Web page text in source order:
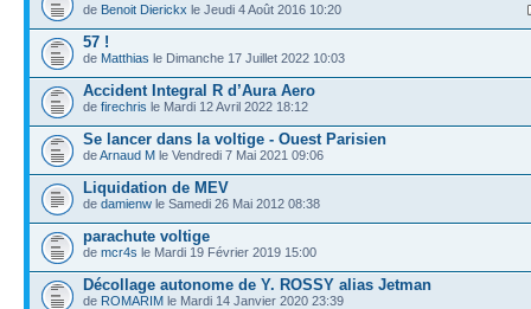
de Benoit Dierickx le Jeudi 4 Août 2016 10:20
57 !
de Matthias le Dimanche 17 Juillet 2022 10:03
Accident Integral R d’Aura Aero
de firechris le Mardi 12 Avril 2022 18:12
Se lancer dans la voltige - Ouest Parisien
deArnaud M le Vendredi 7 Mai 2021 09:06
Liquidation de MEV
de damienw le Samedi 26 Mai 2012 08:38
parachute voltige
de mcr4s le Mardi 19 Février 2019 15:00
Décollage autonome de Y. ROSSY alias Jetman
de ROMARIM le Mardi 14 Janvier 2020 23:39